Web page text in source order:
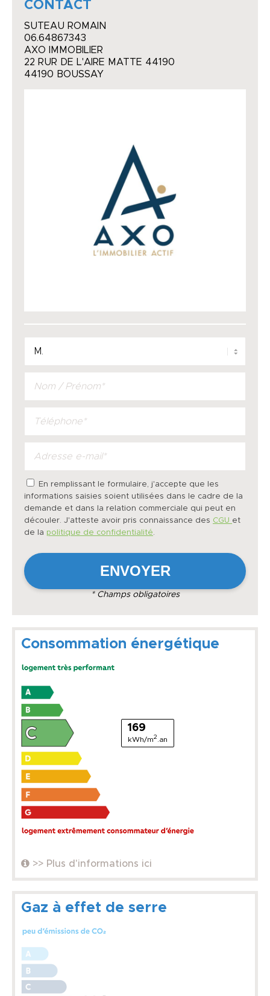
CONTACT
SUTEAU ROMAIN
06.64867343
AXO IMMOBILIER
22 RUR DE L'AIRE MATTE 44190
44190 BOUSSAY
En remplissant le formulaire, j'accepte que les
informations saisies soient utilisées dans le cadre de la
demande et dans la relation commerciale qui peut en
découler. J'atteste avoir pris connaissance des CGU et
de la politique de confidentialité.
* Champs obligatoires
Consommation énergétique
169
kWh/m2 .an
>> Plus d'informations ici
Gaz à effet de serre